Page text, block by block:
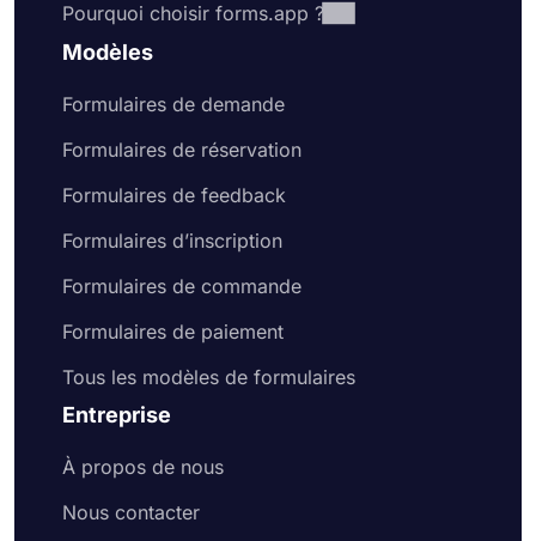
Pourquoi choisir forms.app ?
Modèles
Formulaires de demande
Formulaires de réservation
Formulaires de feedback
Formulaires d’inscription
Formulaires de commande
Formulaires de paiement
Tous les modèles de formulaires
Entreprise
À propos de nous
Nous contacter